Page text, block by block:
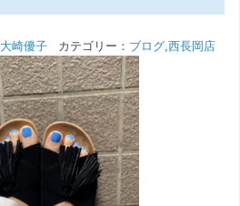
大崎優子カテゴリー： ブログ,西長岡店